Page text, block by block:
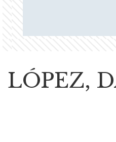
LÓPEZ,